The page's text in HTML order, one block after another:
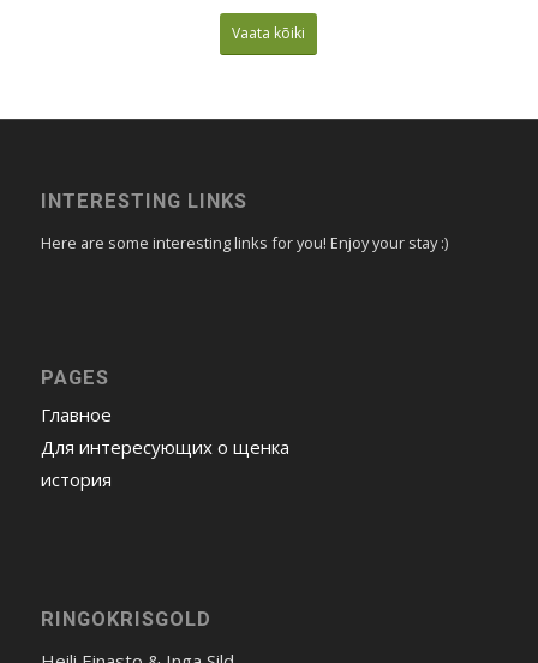
Vaata kõiki
INTERESTING LINKS
Here are some interesting links for you! Enjoy your stay :)
PAGES
Главное
Для интересующих о щенка
история
RINGOKRISGOLD